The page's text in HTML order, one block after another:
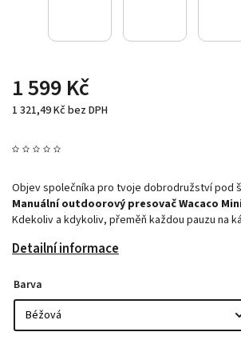
1 599 Kč
1 321,49 Kč bez DPH
Objev společníka pro tvoje dobrodružství pod
Manuální outdoorový presovač Wacaco
Kdekoliv a kdykoliv, přeměň každou pauzu na
Detailní informace
Barva